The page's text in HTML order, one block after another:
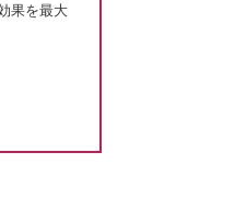
果を最大